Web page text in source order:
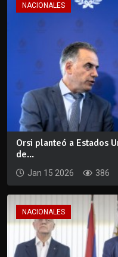
NACIONALES
Orsi planteó a Estados
de...
Jan 15 2026 386
NACIONALES